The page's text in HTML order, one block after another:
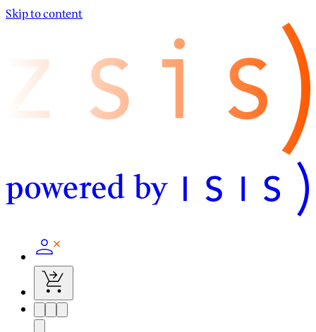
Skip to content